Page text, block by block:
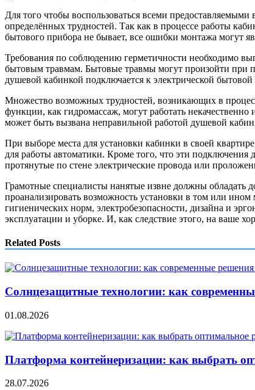
Для того чтобы воспользоваться всеми
определённых трудностей. Так как в процессе работы
бытового прибора не бывает, все ошибки монтажа могут
Требования по соблюдению герметичности необходимо
бытовым травмам. Бытовые травмы могут произойти при
душевой кабинкой подключается к электрической
Множество возможных трудностей, возникающих в
функции, как гидромассаж, могут работать некачественно
может быть вызвана неправильной работой душевой
При выборе места для установки кабинки в своей
для работы автоматики. Кроме того, что эти
протянутые по стене электрические провода или
Грамотные специалисты нанятые извне должны обладать
проанализировать возможность установки в том или
гигиенических норм, электробезопасности, дизайна и
эксплуатации и уборке. И, как следствие этого, на ваше
Related Posts
Солнцезащитные технологии: как
01.08.2026
Платформа контейнеризации: как выбрать
28.07.2026